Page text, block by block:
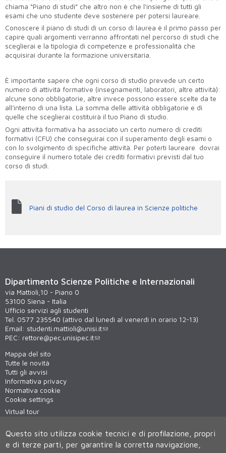
chiama “Piano di studi” che altro non è che l'insieme di tutti gli
esami che uno studente deve sostenere per potersi laureare.
Conoscere il piano di studi di un corso di laurea è il primo passo per
capire quali argomenti verranno affrontati nel percorso di studi che
sceglierai e la tipologia di competenze e professionalità che
acquisirai durante la formazione universitaria.
È importante sapere che ogni corso di studio prevede un certo
numero di attività formative (insegnamenti, laboratori, altre attività):
alcune sono obbligatorie, altre invece possono essere scelte da te
all’interno di una lista. La somma delle attività obbligatorie e di
quelle che sceglierai costituirà il tuo Piano di studio.
Ogni attività formativa ha associato un certo numero di crediti
formativi (CFU) che conseguirai con il superamento degli esami o
con lo svolgimento di specifiche attività. Per poterti laureare dovrai
conseguire il numero totale dei crediti formativi previsti dal tuo
corso di studi.
Piani di studio del Corso di laurea in Scienze politiche
Dipartimento Scienze Politiche e Internazionali
via Mattioli,10 - Piano 0
53100 Siena - Italia
Ufficio servizi agli studenti
Tel. 0577 235540 (attivo dal lunedì al venerdì in orario 12-13)
Email: studenti.mattioli@unisi.it
PEC: rettore@pec.unisipec.it
Mappa del sito
Tutte le novità
Tutti gli avvisi
Informativa privacy
Normativa cookie
Cookie settings
Virtual tour
Questo sito utilizza cookie tecnici e di profilazione, propri
e di terze parti, per garantire la corretta navigazione,